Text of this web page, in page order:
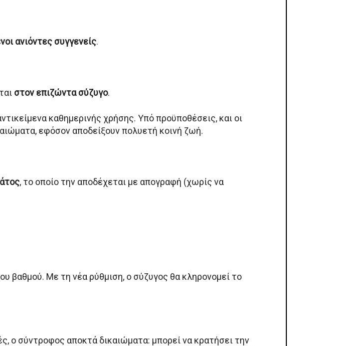
ανιόντες συγγενείς.
στον επιζώντα σύζυγο.
καθημερινής χρήσης. Υπό προϋποθέσεις, και οι
εφόσον αποδείξουν πολυετή κοινή ζωή.
, το οποίο την αποδέχεται με απογραφή (χωρίς να
βαθμού. Με τη νέα ρύθμιση, ο σύζυγος θα κληρονομεί το
ο σύντροφος αποκτά δικαιώματα: μπορεί να κρατήσει την